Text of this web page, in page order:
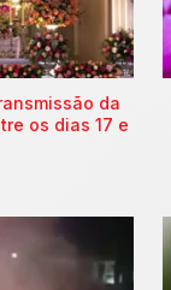
da
os dias 17 e